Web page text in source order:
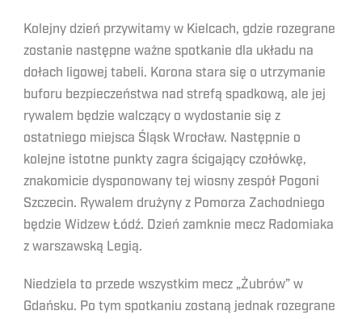
Kolejny dzień przywitamy w Kielcach, gdzie rozegrane
zostanie następne ważne spotkanie dla układu na
dołach ligowej tabeli. Korona stara się o utrzymanie
buforu bezpieczeństwa nad strefą spadkową, ale jej
rywalem będzie walczący o wydostanie się z
ostatniego miejsca Śląsk Wrocław. Następnie o
kolejne istotne punkty zagra ścigający czołówkę,
znakomicie dysponowany tej wiosny zespół Pogoni
Szczecin. Rywalem drużyny z Pomorza Zachodniego
będzie Widzew Łódź. Dzień zamknie mecz Radomiaka
z warszawską Legią.
Niedziela to przede wszystkim mecz „Żubrów” w
Gdańsku. Po tym spotkaniu zostaną jednak rozegrane